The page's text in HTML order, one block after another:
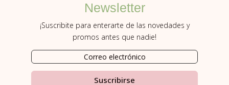
Newsletter
¡Suscribite para enterarte de las novedades y
promos antes que nadie!
Suscribirse